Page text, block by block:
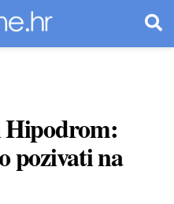
Hipodrom:
pozivati na